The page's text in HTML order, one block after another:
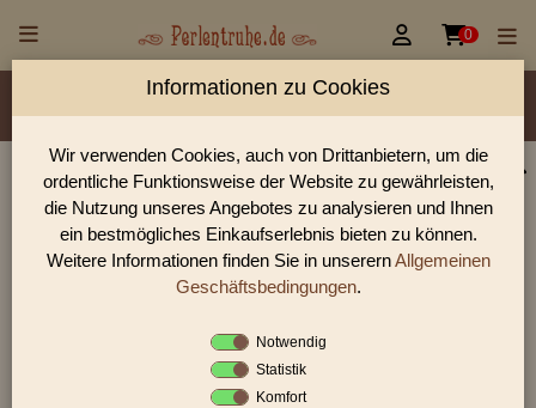
 0
Material/Glassorte Sorte/Form Farbe
Größen
Lochdurchmesser
Perlen Shop für gedrückte Perlen Blüten & Blätter
In unserem Perlen Shop finden sie zahlreich gedrückte Perlen
Blüten & Blätter und viele weiter Glasperlen.
Sie befinden sich in folgender Kategorie:
gedrückte Perlen|Blüten & Blätter
Informationen zu Cookies
Wir verwenden Cookies, auch von Drittanbietern, um die
ordentliche Funktionsweise der Website zu gewährleisten,
die Nutzung unseres Angebotes zu analysieren und Ihnen
ein bestmögliches Einkaufserlebnis bieten zu können.
Weitere Informationen finden Sie in unserernAllgemeinen
Geschäftsbedingungen.
Notwendig
Statistik
Komfort